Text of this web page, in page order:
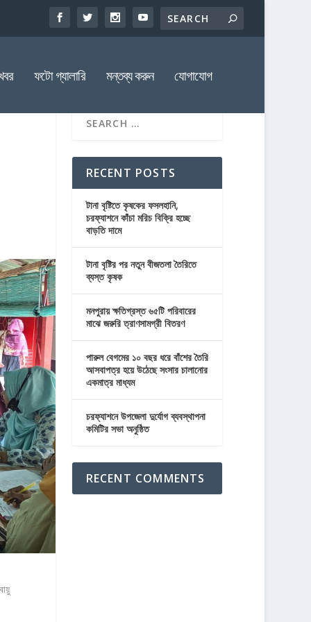
ফটো গ্যালারি মন্তব্য করুন যোগাযোগ
RECENT POSTS
টানা বৃষ্টিতে কৃষকের ফসলহানি,
চরফ্যাশনে কাঁচা মরিচ বিক্রি হচ্ছে
বাড়তি দামে
টানা বৃষ্টির পর নতুন বীজতলা তৈরিতে
ব্যস্ত কৃষক
মনপুরায় ক্ষতিগ্রস্ত ৬৫টি পরিবারের
মাঝে জরুরি ত্রাণসামগ্রী বিতরণ
পারুল বেগমের ১০ বছর ধরে বাঁশের তৈরি
আসবাপত্র হয়ে উঠেছে সংসার চালানোর
একমাত্র মাধ্যম
চরফ্যাশনে উপজেলা দুর্যোগ ব্যবস্থাপনা
কমিটির সভা অনুষ্ঠিত
RECENT COMMENTS